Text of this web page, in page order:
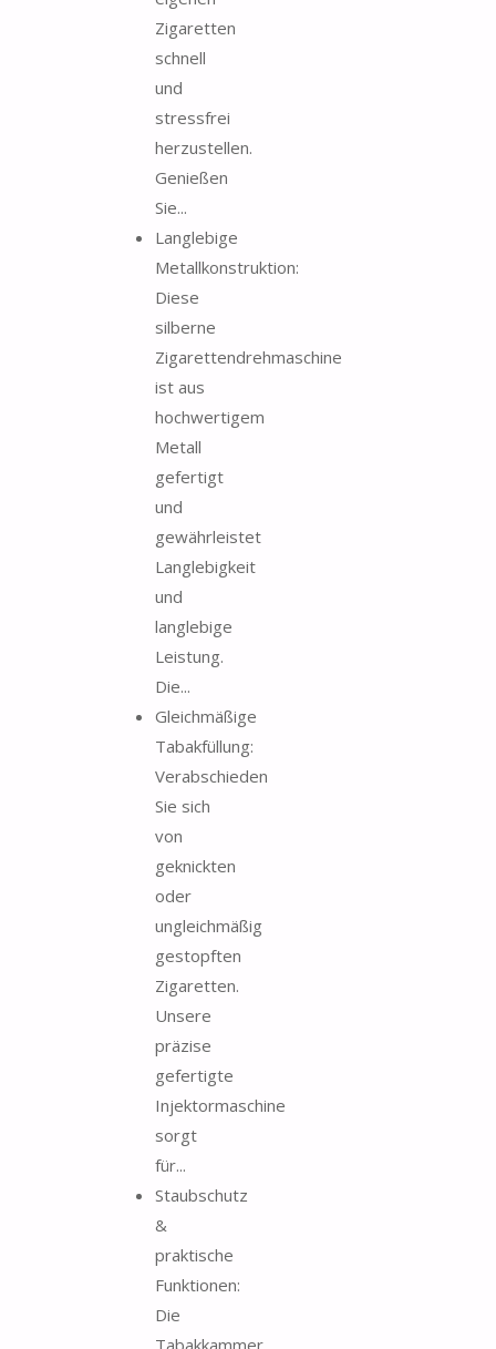
Zigaretten
schnell
und
stressfrei
herzustellen.
Genießen
Sie...
Langlebige
Metallkonstruktion:
Diese
silberne
Zigarettendrehmaschine
ist aus
hochwertigem
Metall
gefertigt
und
gewährleistet
Langlebigkeit
und
langlebige
Leistung.
Die...
Gleichmäßige
Tabakfüllung:
Verabschieden
Sie sich
von
geknickten
oder
ungleichmäßig
gestopften
Zigaretten.
Unsere
präzise
gefertigte
Injektormaschine
sorgt
für...
Staubschutz
&
praktische
Funktionen:
Die
Tabakkammer